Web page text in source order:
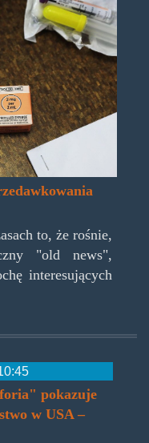
to, że rośnie,
"old news",
interesujących
pokazuje
w USA –